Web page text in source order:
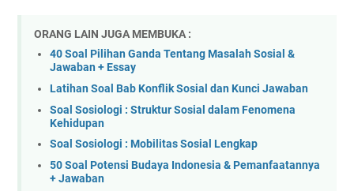
ORANG LAIN JUGA MEMBUKA :
40 Soal Pilihan Ganda Tentang Masalah Sosial &
Jawaban + Essay
Latihan Soal Bab Konflik Sosial dan Kunci Jawaban
Soal Sosiologi : Struktur Sosial dalam Fenomena
Kehidupan
Soal Sosiologi : Mobilitas Sosial Lengkap
50 Soal Potensi Budaya Indonesia & Pemanfaatannya
+ Jawaban